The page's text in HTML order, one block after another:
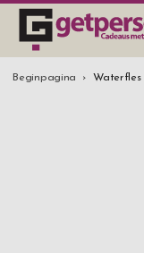
CADEAUS &
SIERADEN &
Beginpagina Waterfles